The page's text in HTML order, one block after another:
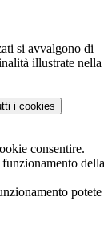
si avvalgono di
illustrate nella
i cookies
consentire.
della
potete